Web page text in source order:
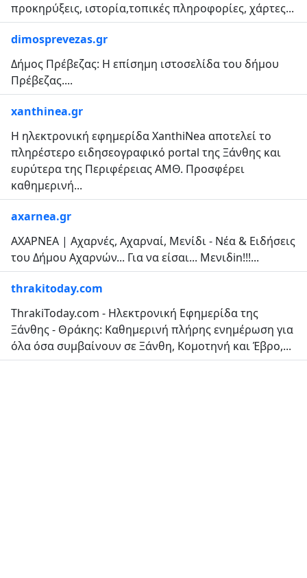
προκηρύξεις, ιστορία,τοπικές πληροφορίες, χάρτες...
dimosprevezas.gr
Δήμος Πρέβεζας: Η επίσημη ιστοσελίδα του δήμου
Πρέβεζας....
xanthinea.gr
Η ηλεκτρονική εφημερίδα XanthiNea αποτελεί το
πληρέστερο ειδησεογραφικό portal της Ξάνθης και
ευρύτερα της Περιφέρειας ΑΜΘ. Προσφέρει
καθημερινή...
axarnea.gr
ΑΧΑΡΝΕΑ | Αχαρνές, Αχαρναί, Μενίδι - Νέα & Ειδήσεις
του Δήμου Αχαρνών... Για να είσαι... Μενιδin!!!...
thrakitoday.com
ThrakiToday.com - Ηλεκτρονική Εφημερίδα της
Ξάνθης - Θράκης: Καθημερινή πλήρης ενημέρωση για
όλα όσα συμβαίνουν σε Ξάνθη, Κομοτηνή και Έβρο,...